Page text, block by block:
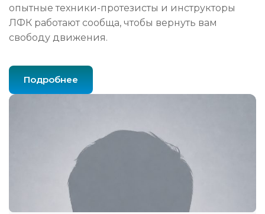
опытные техники-протезисты и инструкторы
ЛФК работают сообща, чтобы вернуть вам
свободу движения.
Подробнее